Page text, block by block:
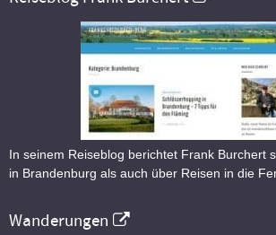
In seinem Reiseblog berichtet Frank Burchert
in Brandenburg als auch über Reisen in die
Wanderungen